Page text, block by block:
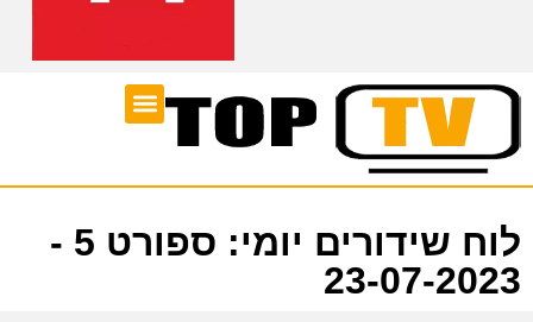
לוח שידורים יומי: ספורט 5 -
23-07-2023